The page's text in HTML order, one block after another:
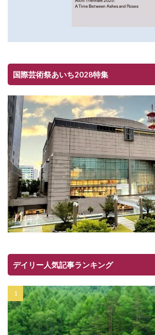
国際芸術祭あいち2028特集
デイリー人気記事ランキング